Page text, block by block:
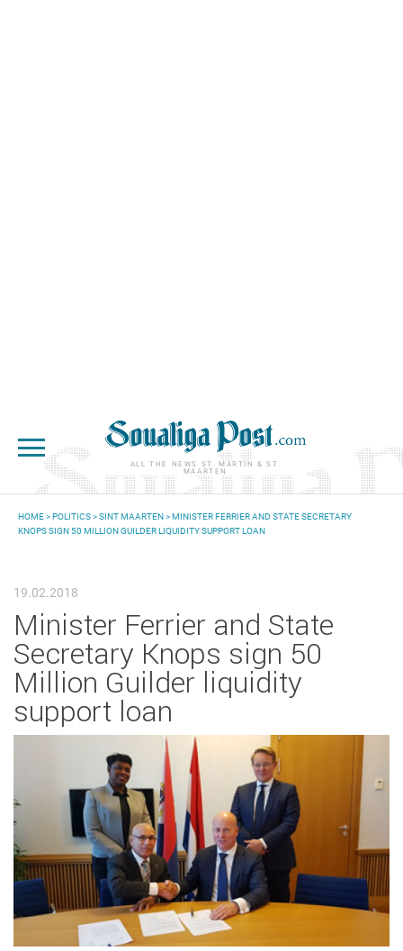
ALL THE NEWS ST. MARTIN & ST.
MAARTEN
YOU ARE HERE
HOME>POLITICS>SINT MAARTEN> ​MINISTER FERRIER AND STATE SECRETARY
KNOPS SIGN 50 MILLION GUILDER LIQUIDITY SUPPORT LOAN
19.02.2018
​Minister Ferrier and State
Secretary Knops sign 50
Million Guilder liquidity
support loan